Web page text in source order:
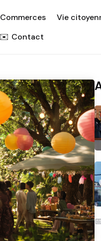
Commerces Vie
Contact